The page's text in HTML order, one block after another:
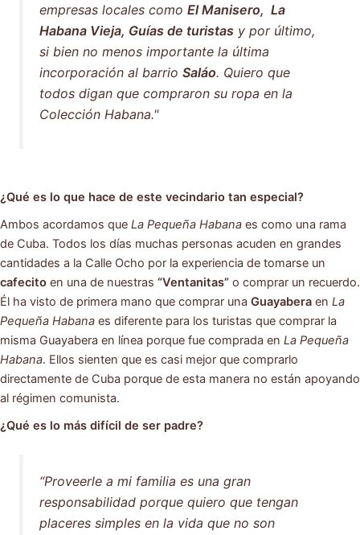
empresas locales comoEl Manisero, La
Habana Vieja, Guías de turistas y por último,
si bien no menos importante la última
incorporación al barrioSaláo. Quiero que
todos digan que compraron su ropa en la
Colección Habana."
¿Qué es lo que hace de este vecindario tan especial?
Ambos acordamos que La Pequeña Habana es como una rama
de Cuba. Todos los días muchas personas acuden en grandes
cantidades a la Calle Ocho por la experiencia de tomarse un
cafecito en una de nuestras “Ventanitas” o comprar un recuerdo.
Él ha visto de primera mano que comprar una Guayabera en La
Pequeña Habana es diferente para los turistas que comprar la
misma Guayabera en línea porque fue comprada en La Pequeña
Habana. Ellos sienten que es casi mejor que comprarlo
directamente de Cuba porque de esta manera no están apoyando
al régimen comunista.
¿Qué es lo más difícil de ser padre?
“Proveerle a mi familia es una gran
responsabilidad porque quiero que tengan
placeres simples en la vida que no son